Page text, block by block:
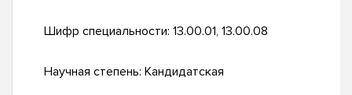
Шифр специальности: 13.00.01, 13.00.08
Научная степень: Кандидатская